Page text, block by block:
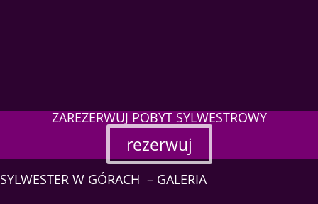
ZAREZERWUJ POBYT SYLWESTROWY
rezerwuj
SYLWESTER W GÓRACH – GALERIA